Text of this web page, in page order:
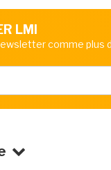
LMI
comme plus